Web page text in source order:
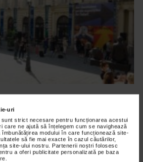
uri
strict necesare pentru funcționarea acestui
care ne ajută să înțelegem cum se navighează
modului în care funcționează site-
să fie mai exacte în cazul căutărilor,
site-ului nostru. Partenerii noștri folosesc
a oferi publicitate personalizată pe baza
editia a VIII a